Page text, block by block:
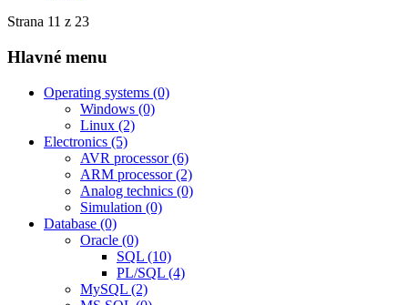
Strana 11 z 23
Hlavné menu
Operating systems (0)
Windows (0)
Linux (2)
Electronics (5)
AVR processor(6)
ARM processor(2)
Analog technics (0)
Simulation (0)
Database (0)
Oracle (0)
SQL (10)
PL/SQL (4)
MySQL (2)